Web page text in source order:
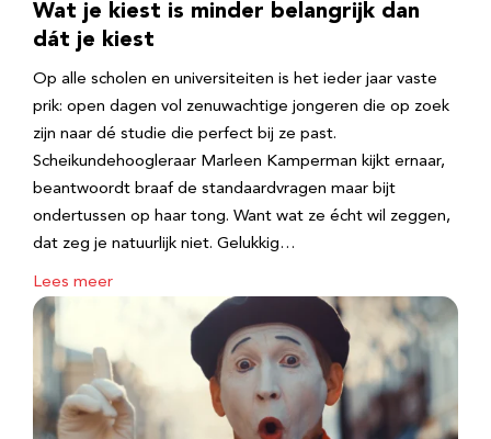
Wat je kiest is minder belangrijk dan
dát je kiest
Op alle scholen en universiteiten is het ieder jaar vaste
prik: open dagen vol zenuwachtige jongeren die op zoek
zijn naar dé studie die perfect bij ze past.
Scheikundehoogleraar Marleen Kamperman kijkt ernaar,
beantwoordt braaf de standaardvragen maar bijt
ondertussen op haar tong. Want wat ze écht wil zeggen,
dat zeg je natuurlijk niet. Gelukkig…
Lees meer